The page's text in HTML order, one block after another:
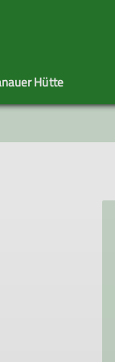
Sektionstermine
Hütte
Adressänderung